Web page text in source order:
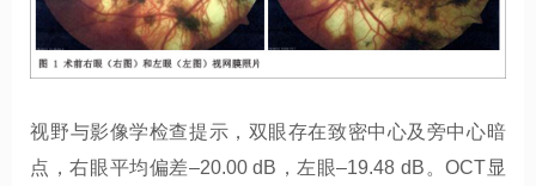
视野与影像学检查提示，双眼存在致密中心及旁中心暗
点，右眼平均偏差–20.00 dB，左眼–19.48 dB。OCT显